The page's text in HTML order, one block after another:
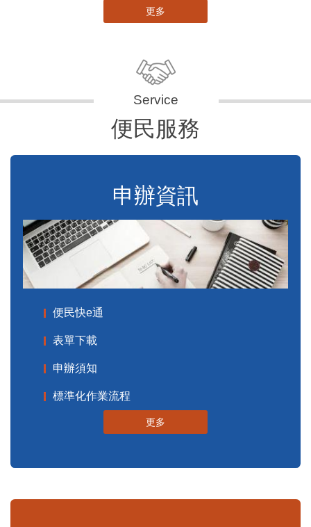
更多
便民服務
申辦資訊
便民快e通
表單下載
申辦須知
標準化作業流程
更多